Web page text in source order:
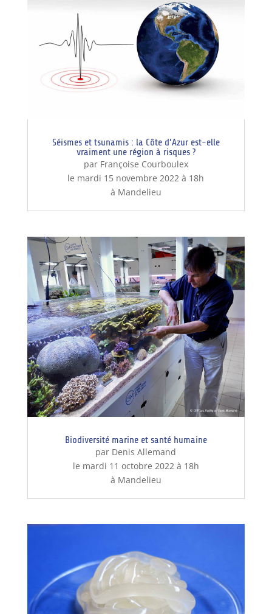
Séismes et tsunamis : la Côte d’Azur est-elle
vraiment une région à risques ?
par Françoise Courboulex
le mardi 15 novembre 2022 à 18h
à Mandelieu
Biodiversité marine et santé humaine
par Denis Allemand
le mardi 11 octobre 2022 à 18h
à Mandelieu